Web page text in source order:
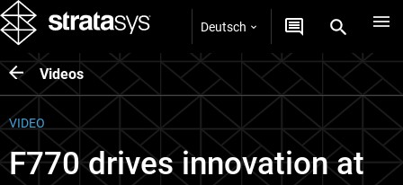
Deutsch
Videos
VIDEO
F770 drives innovation at